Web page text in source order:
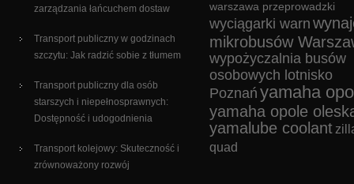
zarządzania łańcuchem dostaw
Transport publiczny w godzinach
szczytu: Jak radzić sobie z tłumem
Transport publiczny dla osób
starszych i niepełnosprawnych:
Dostępność i udogodnienia
Transport kolejowy: Skuteczność i
zrównoważony rozwój
warszawa przeprowadzki
wyciągarki warn
mikrobusów
wypożyczalnia busów
osobowych lotnisko
Poznań yamaha
yamaha opole
yamalube coolant
quad